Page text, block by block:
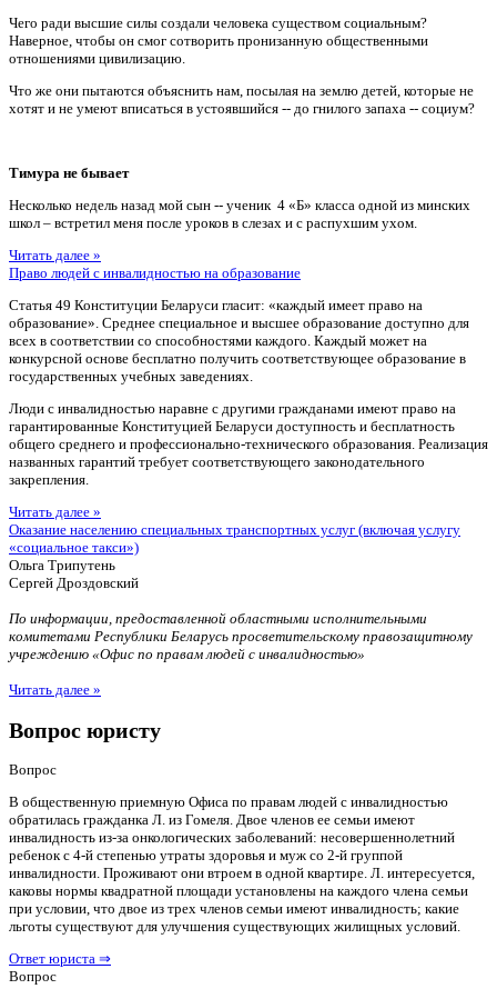
Чего ради высшие силы создали человека существом социальным?
Наверное, чтобы он смог сотворить пронизанную общественными
отношениями цивилизацию.
Что же они пытаются объяснить нам, посылая на землю детей, которые не
хотят и не умеют вписаться в устоявшийся -- до гнилого запаха -- социум?
Тимура не бывает
Несколько недель назад мой сын -- ученик 4 «Б» класса одной из минских
школ – встретил меня после уроков в слезах и с распухшим ухом.
Читать далее »
Право людей с инвалидностью на образование
Статья 49 Конституции Беларуси гласит: «каждый имеет право на
образование». Среднее специальное и высшее образование доступно для
всех в соответствии со способностями каждого. Каждый может на
конкурсной основе бесплатно получить соответствующее образование в
государственных учебных заведениях.
Люди с инвалидностью наравне с другими гражданами имеют право на
гарантированные Конституцией Беларуси доступность и бесплатность
общего среднего и профессионально-технического образования. Реализация
названных гарантий требует соответствующего законодательного
закрепления.
Читать далее »
Оказание населению специальных транспортных услуг (включая услугу
«социальное такси»)
Ольга Трипутень
Сергей Дроздовский
По информации, предоставленной областными исполнительными
комитетами Республики Беларусь просветительскому правозащитному
учреждению «Офис по правам людей с инвалидностью»
Читать далее »
Вопрос юристу
Вопрос
В общественную приемную Офиса по правам людей с инвалидностью
обратилась гражданка Л. из Гомеля. Двое членов ее семьи имеют
инвалидность из-за онкологических заболеваний: несовершеннолетний
ребенок с 4-й степенью утраты здоровья и муж со 2-й группой
инвалидности. Проживают они втроем в одной квартире. Л. интересуется,
каковы нормы квадратной площади установлены на каждого члена семьи
при условии, что двое из трех членов семьи имеют инвалидность; какие
льготы существуют для улучшения существующих жилищных условий.
Ответ юриста ⇒
Вопрос